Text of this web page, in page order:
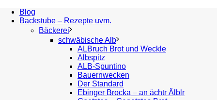
Blog
Backstube – Rezepte uvm.
Bäckerei
schwäbische Alb
ALBruch Brot und Weckle
Albspitz
ALB-Spuntino
Bauernwecken
Der Standard
Ebinger Brocka – an ächtr Älblr